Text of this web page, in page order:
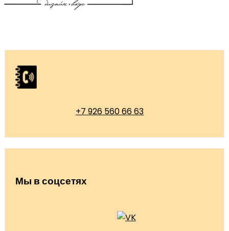
+7 926 560 66 63
Мы в соцсетях